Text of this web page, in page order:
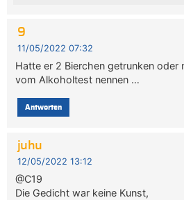
9
11/05/2022 07:32
Hatte er 2 Bierchen getrunken oder
vom Alkoholtest nennen …
Antworten
juhu
12/05/2022 13:12
@C19
Die Gedicht war keine Kunst,